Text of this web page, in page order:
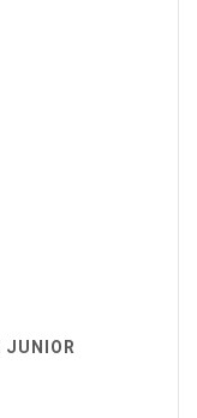
JUNIOR